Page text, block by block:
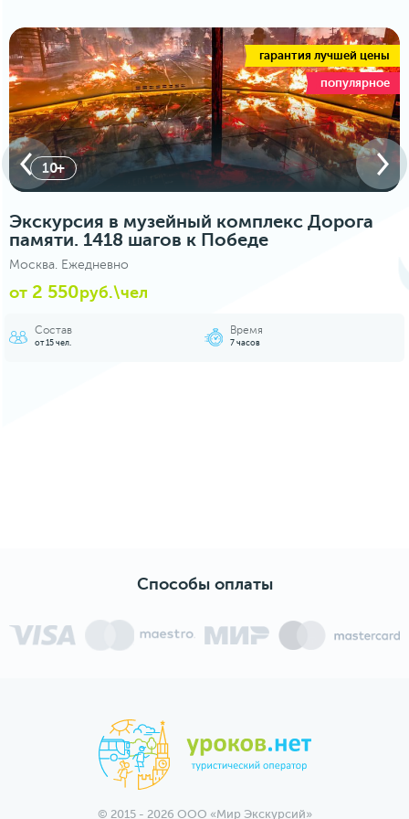
гарантия лучшей цены
популярное
10+
Экскурсия в музейный комплекс Дорога
памяти. 1418 шагов к Победе
Москва. Ежедневно
от 2 550руб.\чел
Состав
от 15 чел.
Время
7 часов
Способы оплаты
© 2015 - 2026 ООО «Мир Экскурсий»